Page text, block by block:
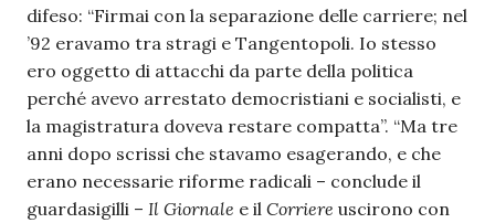
difeso: “Firmai con la separazione delle carriere; nel
’92 eravamo tra stragi e Tangentopoli. Io stesso
ero oggetto di attacchi da parte della politica
perché avevo arrestato democristiani e socialisti, e
la magistratura doveva restare compatta”. “Ma tre
anni dopo scrissi che stavamo esagerando, e che
erano necessarie riforme radicali – conclude il
guardasigilli – Il Giornale e il Corriere uscirono con